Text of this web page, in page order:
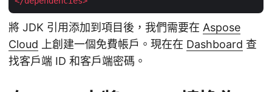
將 JDK 引用添加到項目後，我們需要在 Aspose
Cloud 上創建一個免費帳戶。現在在 Dashboard 查
找客戶端 ID 和客戶端密碼。